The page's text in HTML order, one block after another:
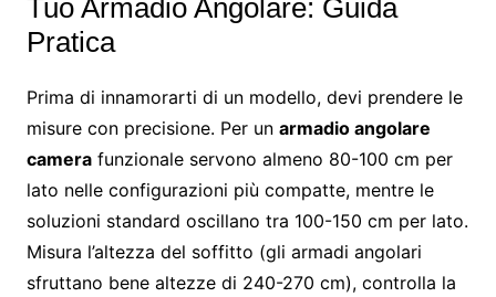
Tuo Armadio Angolare: Guida
Pratica
Prima di innamorarti di un modello, devi prendere le
misure con precisione. Per un armadio angolare
camerafunzionale servono almeno 80-100 cm per
lato nelle configurazioni più compatte, mentre le
soluzioni standard oscillano tra 100-150 cm per lato.
Misura l’altezza del soffitto (gli armadi angolari
sfruttano bene altezze di 240-270 cm), controlla la